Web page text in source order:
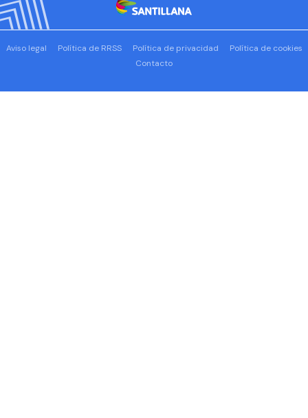
Aviso legal Política de RRSS Política de privacidad
Política de cookies
Contacto